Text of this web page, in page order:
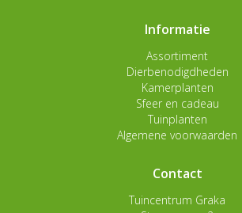
Informatie
Assortiment
Dierbenodigdheden
Kamerplanten
Sfeer en cadeau
Tuinplanten
Algemene voorwaarden
Contact
Tuincentrum Graka